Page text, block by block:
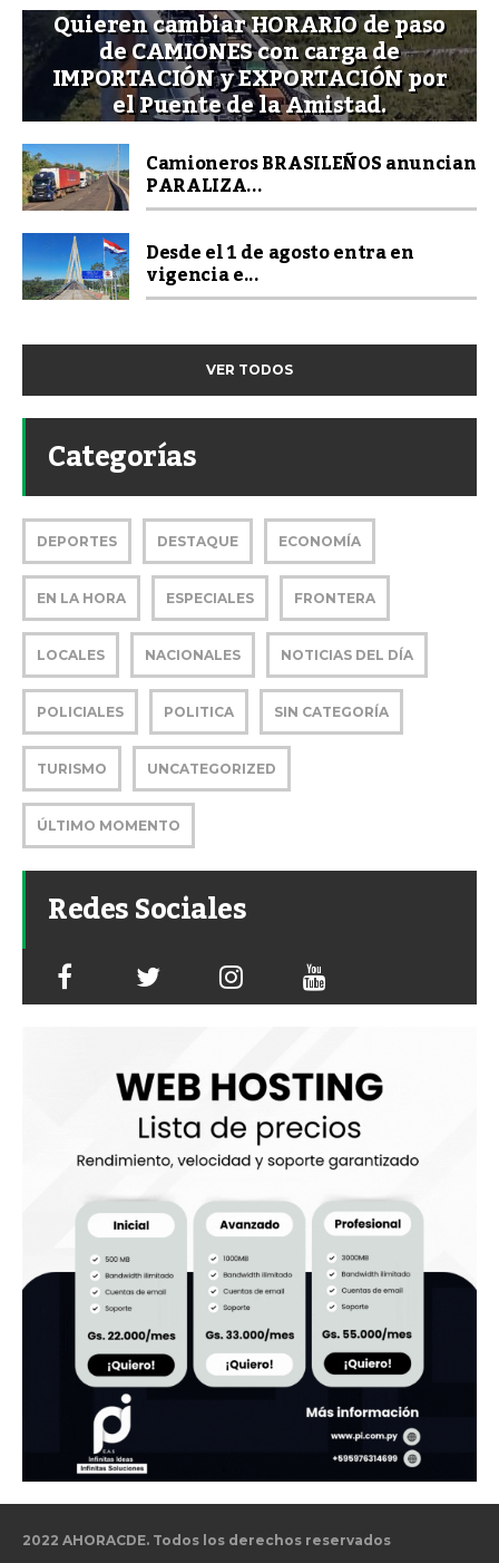
Quieren cambiar HORARIO de paso
de CAMIONES con carga de
IMPORTACIÓN y EXPORTACIÓN por
el Puente de la Amistad.
Camioneros BRASILEÑOS anuncian
PARALIZA...
Desde el 1 de agosto entra en
vigencia e...
VER TODOS
Categorías
DEPORTES DESTAQUE ECONOMÍA
EN LA HORA ESPECIALES FRONTERA
LOCALES NACIONALES NOTICIAS DEL DÍA
POLICIALES POLITICA SIN CATEGORÍA
TURISMO UNCATEGORIZED
ÚLTIMO MOMENTO
Redes Sociales
2022 AHORACDE. Todos los derechos reservados